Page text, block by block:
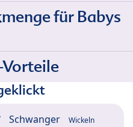
für Babys
Vorteile
Schwanger Wickeln